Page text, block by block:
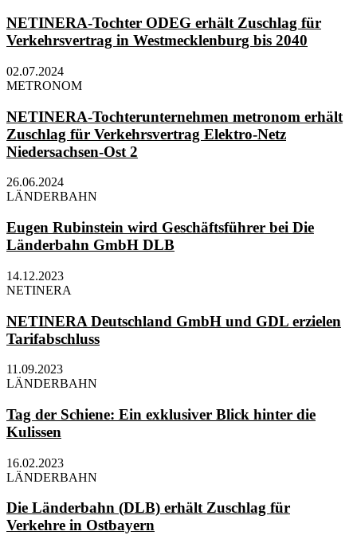
NETINERA-Tochter ODEG erhält Zuschlag für
Verkehrsvertrag in Westmecklenburg bis 2040
02.07.2024
METRONOM
NETINERA-Tochterunternehmen metronom erhält
Zuschlag für Verkehrsvertrag Elektro-Netz
Niedersachsen-Ost 2
26.06.2024
LÄNDERBAHN
Eugen Rubinstein wird Geschäftsführer bei Die
Länderbahn GmbH DLB
14.12.2023
NETINERA
NETINERA Deutschland GmbH und GDL erzielen
Tarifabschluss
11.09.2023
LÄNDERBAHN
Tag der Schiene: Ein exklusiver Blick hinter die
Kulissen
16.02.2023
LÄNDERBAHN
Die Länderbahn (DLB) erhält Zuschlag für
Verkehre in Ostbayern